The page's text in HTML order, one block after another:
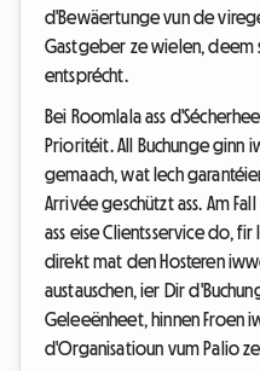
d'Bewäertunge vun de
Gastgeber ze wielen, deem
entsprécht.
Bei Roomlala ass
Prioritéit. All Buchunge ginn
gemaach, wat Iech
Arrivée geschützt ass. Am
ass eise Clientsservice do,
direkt mat den Hosteren
austauschen, ier Dir
Geleeënheet, hinnen Froen
d'Organisatioun vum Palio